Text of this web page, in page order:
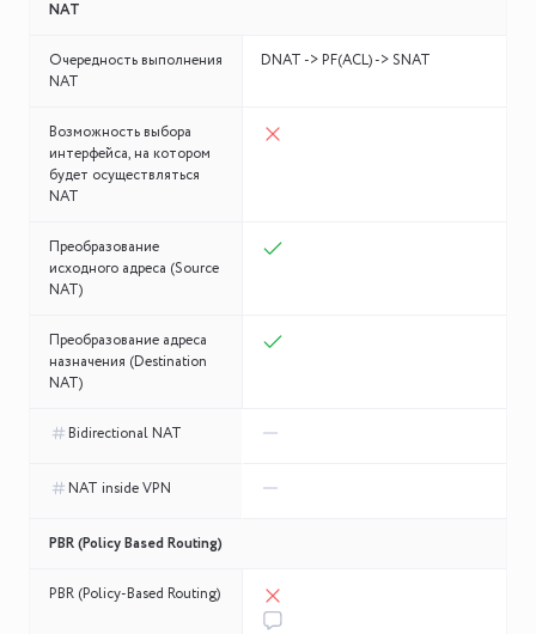
NAT
Очередность выполнения
NAT
DNAT -> PF(ACL) -> SNAT
Возможность выбора
интерфейса, на котором
будет осуществляться
NAT
Преобразование
исходного адреса (Source
NAT)
Преобразование адреса
назначения (Destination
NAT)
Bidirectional NAT
NAT inside VPN
PBR (Policy Based Routing)
PBR (Policy-Based Routing)